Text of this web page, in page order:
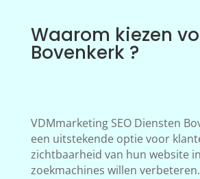
Waarom kiezen
Bovenkerk ?
VDMmarketing SEO Diensten
een uitstekende optie voor
zichtbaarheid van hun website in
zoekmachines willen verbeteren.